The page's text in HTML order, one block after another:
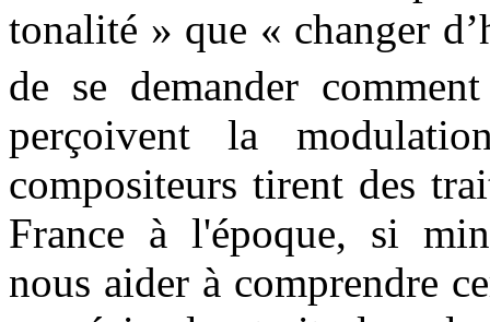
tonalité » que « changer
de se demander
perçoivent la
compositeurs tirent des
France à l'époque, si
nous aider à comprendre